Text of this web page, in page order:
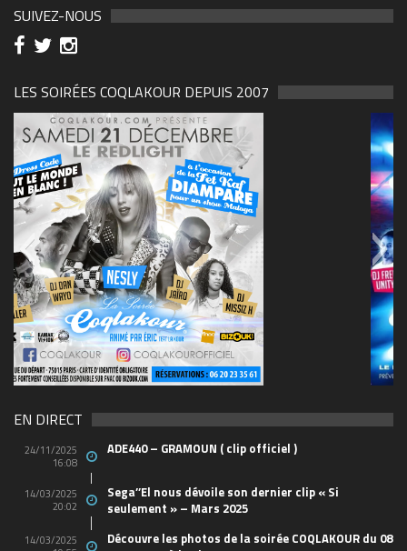
SUIVEZ-NOUS
LES SOIRÉES COQLAKOUR DEPUIS 2007
(1)
EN DIRECT
24/11/2025
16:08
ADE440 – GRAMOUN ( clip officiel )
14/03/2025
20:02
Sega’’El nous dévoile son dernier clip « Si
seulement » – Mars 2025
14/03/2025
Découvre les photos de la soirée COQLAKOUR du 08